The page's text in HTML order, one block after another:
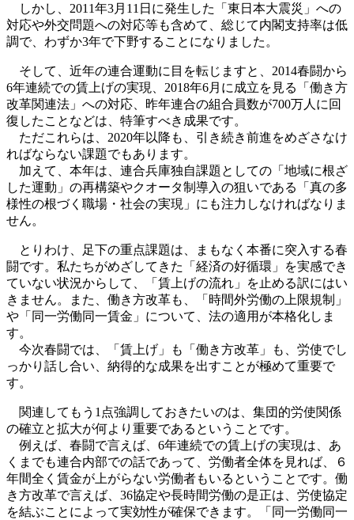
しかし、2011年3月11日に発生した「東日本大震災」への
対応や外交問題への対応等も含めて、総じて内閣支持率は低
調で、わずか3年で下野することになりました。
そして、近年の連合運動に目を転じますと、2014春闘から
6年連続での賃上げの実現、2018年6月に成立を見る「働き方
改革関連法」への対応、昨年連合の組合員数が700万人に回
復したことなどは、特筆すべき成果です。
ただこれらは、2020年以降も、引き続き前進をめざさなけ
ればならない課題でもあります。
加えて、本年は、連合兵庫独自課題としての「地域に根ざ
した運動」の再構築やクオータ制導入の狙いである「真の多
様性の根づく職場・社会の実現」にも注力しなければなりま
せん。
とりわけ、足下の重点課題は、まもなく本番に突入する春
闘です。私たちがめざしてきた「経済の好循環」を実感でき
ていない状況からして、「賃上げの流れ」を止める訳にはい
きません。また、働き方改革も、「時間外労働の上限規制」
や「同一労働同一賃金」について、法の適用が本格化しま
す。
今次春闘では、「賃上げ」も「働き方改革」も、労使でし
っかり話し合い、納得的な成果を出すことが極めて重要で
す。
関連してもう1点強調しておきたいのは、集団的労使関係
の確立と拡大が何より重要であるということです。
例えば、春闘で言えば、6年連続での賃上げの実現は、あ
くまでも連合内部での話であって、労働者全体を見れば、６
年間全く賃金が上がらない労働者もいるということです。働
き方改革で言えば、36協定や長時間労働の是正は、労使協定
を結ぶことによって実効性が確保できます。「同一労働同一